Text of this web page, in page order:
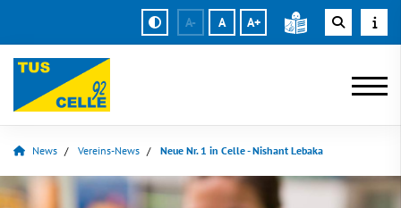
A- A A+
News Vereins-News Neue Nr. 1 in Celle - Nishant Lebaka